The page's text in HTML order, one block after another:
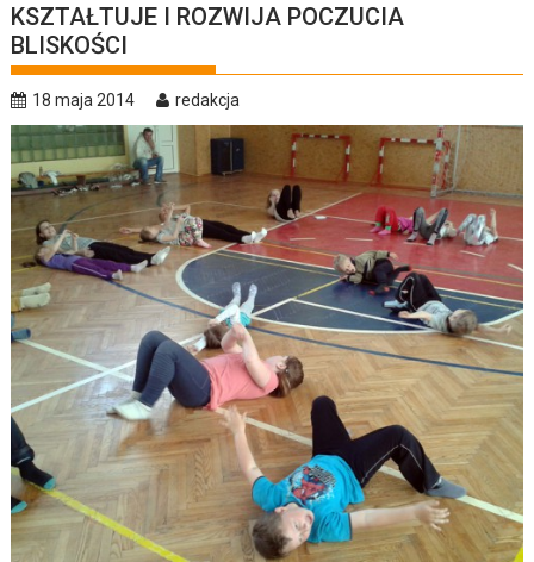
KSZTAŁTUJE I ROZWIJA POCZUCIA
BLISKOŚCI
18 maja 2014 redakcja